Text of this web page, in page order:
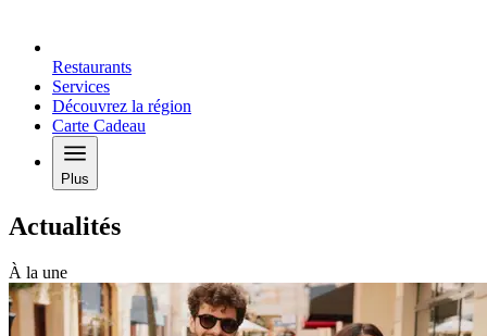
Restaurants
Services
Découvrez la région
Carte Cadeau
Plus
Actualités
À la une